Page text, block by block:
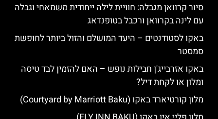
סיור קרוואן מגבלה: חוויית לילה ייחודית משמאחי וגבלה
עם לינה בקרוואן ורכבל בטופנדאג
באקו לסטודנטים – היעד המושלם והזול ביותר לחופשת
סמסטר
באקו אזרבייג'ן חבילות נופש – האם להזמין לבד טיסה
ומלון או לקחת דיל?
מלון קורטיארד באקו (Courtyard by Marriott Baku)